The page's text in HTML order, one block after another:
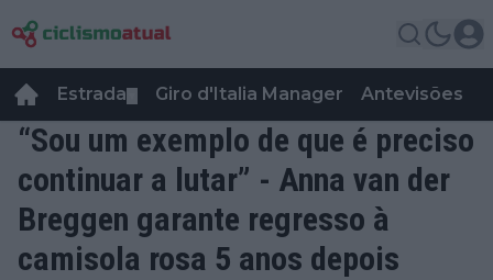
Estrada Giro d'Italia Manager Antevisões
“Sou um exemplo de que é preciso
continuar a lutar” - Anna van der
Breggen garante regresso à
camisola rosa 5 anos depois